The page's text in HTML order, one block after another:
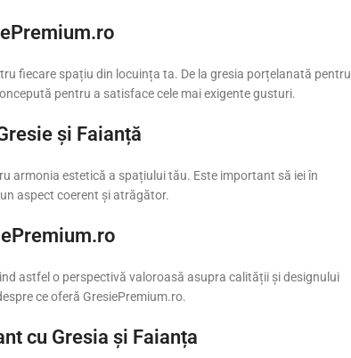
fiecare spațiu din locuința ta. De la gresia porțelanată pentru
pentru a satisface cele mai exigente gusturi.
și Faianță
armonia estetică a spațiului tău. Este important să iei în
aspect coerent și atrăgător.
astfel o perspectivă valoroasă asupra calității și designului
ce oferă GresiePremium.ro.
cu Gresia și Faianța